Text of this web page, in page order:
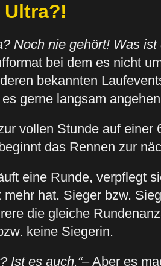
Noch nie gehört! Was ist
bei dem es nicht
bekannten
gerne langsam
vollen Stunde auf
das Rennen zur
eine Runde, verpflegt
mehr hat. Sieger bzw.
die gleiche
keine Siegerin.
Ist es auch.“– Aber es